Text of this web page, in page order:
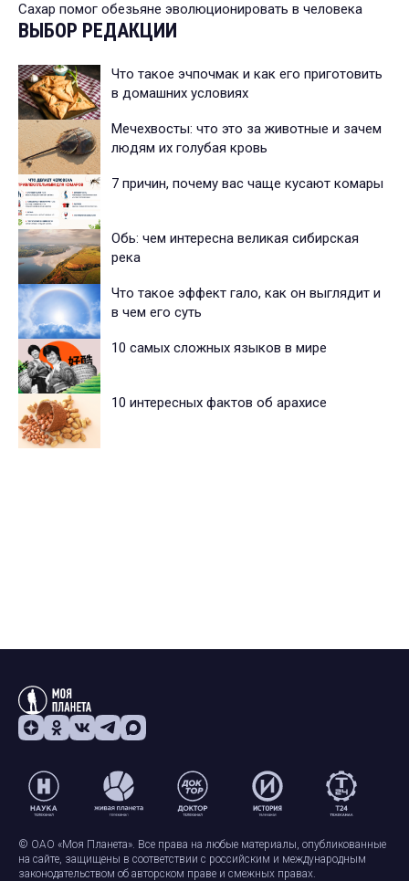
Сахар помог обезьяне эволюционировать в человека
ВЫБОР РЕДАКЦИИ
Что такое эчпочмак и как его приготовить
в домашних условиях
Мечехвосты: что это за животные и зачем
людям их голубая кровь
7 причин, почему вас чаще кусают комары
Обь: чем интересна великая сибирская
река
Что такое эффект гало, как он выглядит и
в чем его суть
10 самых сложных языков в мире
10 интересных фактов об арахисе
© ОАО «Моя Планета». Все права на любые материалы, опубликованные
на сайте, защищены в соответствии с российским и международным
законодательством об авторском праве и смежных правах.